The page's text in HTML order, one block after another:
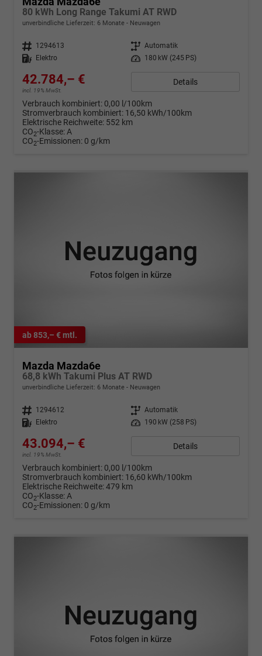
80 kWh Long Range Takumi AT RWD
unverbindliche Lieferzeit: 6 Monate Neuwagen
Fahrzeugnr. 1294613 Getriebe Automatik
Kraftstoff
Elektro Leistung 180 kW (245 PS)
42.784,– €
incl. 19% MwSt.
Details
Verbrauch kombiniert: 0,00 l/100km
Stromverbrauch kombiniert: 16,50 kWh/100km
Elektrische Reichweite: 552 km
CO2-Klasse:A
CO2-Emissionen: 0 g/km
ab 853,– € mtl.
Mazda Mazda6e
68,8 kWh Takumi Plus AT RWD
unverbindliche Lieferzeit: 6 Monate Neuwagen
Fahrzeugnr. 1294612 Getriebe Automatik
Kraftstoff
Elektro Leistung 190 kW (258 PS)
43.094,– €
incl. 19% MwSt.
Details
Verbrauch kombiniert: 0,00 l/100km
Stromverbrauch kombiniert: 16,60 kWh/100km
Elektrische Reichweite:479 km
CO2-Klasse:A
CO2-Emissionen: 0 g/km